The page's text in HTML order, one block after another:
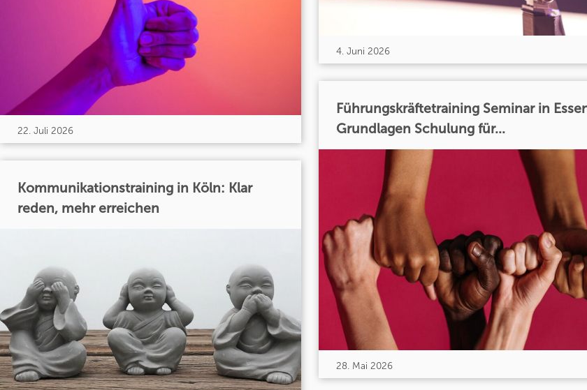
22. Juli 2026
Kommunikationstraining in Köln: Klar
reden, mehr erreichen
4. Juni 2026
Führungskräftetraining Seminar in
Grundlagen Schulung für...
28. Mai 2026